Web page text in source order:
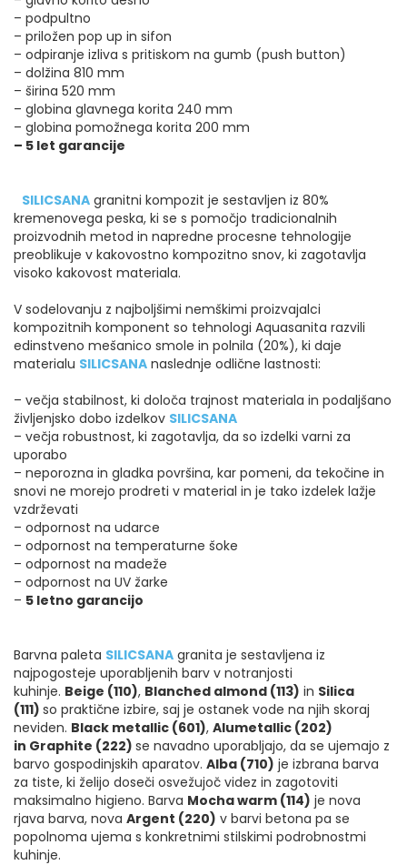
– podpultno
– priložen pop up in sifon
– odpiranje izliva s pritiskom na gumb (push button)
– dolžina 810 mm
– širina 520 mm
– globina glavnega korita 240 mm
– globina pomožnega korita 200 mm
– 5 let garancije
SILICSANA granitni kompozit je sestavljen iz 80%
kremenovega peska, ki se s pomočjo tradicionalnih
proizvodnih metod in napredne procesne tehnologije
preoblikuje v kakovostno kompozitno snov, ki zagotavlja
visoko kakovost materiala.
V sodelovanju z najboljšimi nemškimi proizvajalci
kompozitnih komponent so tehnologi Aquasanita razvili
edinstveno mešanico smole in polnila (20%), ki daje
materialu SILICSANA naslednje odlične lastnosti:
– večja stabilnost, ki določa trajnost materiala in podaljšano
življenjsko dobo izdelkov SILICSANA
– večja robustnost, ki zagotavlja, da so izdelki varni za
uporabo
– neporozna in gladka površina, kar pomeni, da tekočine in
snovi ne morejo prodreti v material in je tako izdelek lažje
vzdrževati
– odpornost na udarce
– odpornost na temperaturne šoke
– odpornost na madeže
– odpornost na UV žarke
– 5 letno garancijo
Barvna paleta SILICSANA granita je sestavljena iz
najpogosteje uporabljenih barv v notranjosti
kuhinje. Beige (110), Blanched almond (113) in Silica
(111) so praktične izbire, saj je ostanek vode na njih skoraj
neviden. Black metallic (601), Alumetallic (202)
in Graphite (222) se navadno uporabljajo, da se ujemajo z
barvo gospodinjskih aparatov. Alba (710) je izbrana barva
za tiste, ki želijo doseči osvežujoč videz in zagotoviti
maksimalno higieno. Barva Mocha warm (114) je nova
rjava barva, nova Argent (220) v barvi betona pa se
popolnoma ujema s konkretnimi stilskimi podrobnostmi
kuhinje.